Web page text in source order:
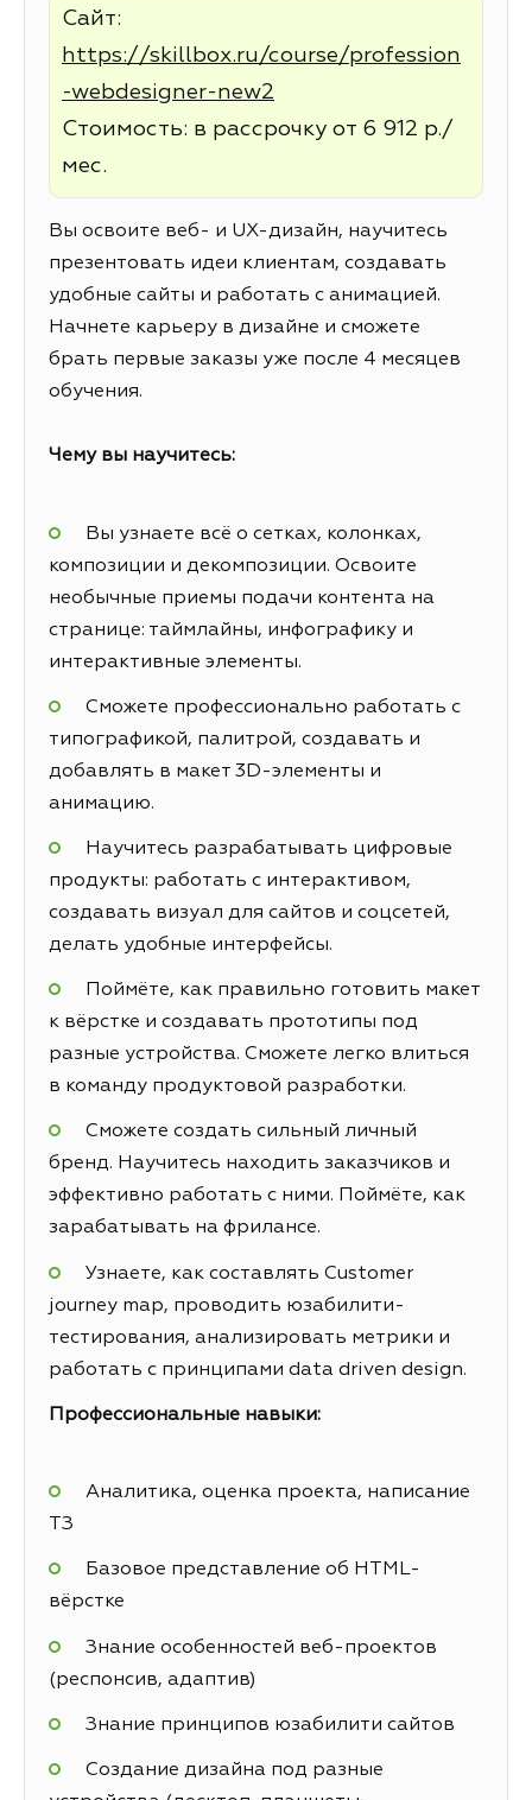
Сайт:
https://skillbox.ru/course/profession
-webdesigner-new2
Стоимость: в рассрочку от 6 912 р./
мес.
Вы освоите веб- и UX-дизайн, научитесь
презентовать идеи клиентам, создавать
удобные сайты и работать с анимацией.
Начнете карьеру в дизайне и сможете
брать первые заказы уже после 4 месяцев
обучения.
Чему вы научитесь:
Вы узнаете всё о сетках, колонках,
композиции и декомпозиции. Освоите
необычные приемы подачи контента на
странице: таймлайны, инфографику и
интерактивные элементы.
Сможете профессионально работать с
типографикой, палитрой, создавать и
добавлять в макет 3D-элементы и
анимацию.
Научитесь разрабатывать цифровые
продукты: работать с интерактивом,
создавать визуал для сайтов и соцсетей,
делать удобные интерфейсы.
Поймёте, как правильно готовить макет
к вёрстке и создавать прототипы под
разные устройства. Сможете легко влиться
в команду продуктовой разработки.
Сможете создать сильный личный
бренд. Научитесь находить заказчиков и
эффективно работать с ними. Поймёте, как
зарабатывать на фрилансе.
Узнаете, как составлять Customer
journey map, проводить юзабилити-
тестирования, анализировать метрики и
работать с принципами data driven design.
Профессиональные навыки:
Аналитика, оценка проекта, написание
ТЗ
Базовое представление об HTML-
вёрстке
Знание особенностей веб-проектов
(респонсив, адаптив)
Знание принципов юзабилити сайтов
Создание дизайна под разные